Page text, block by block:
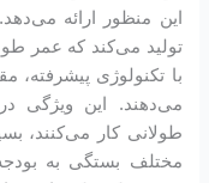
این منظور ارائه
تولید می‌کند که عمر
با تکنولوژی
می‌دهند. این ویژگی
طولانی کار می‌کنند،
مختلف بستگی به